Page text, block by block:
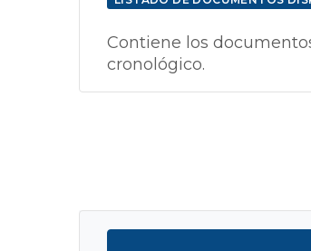
Contiene los
cronológico.